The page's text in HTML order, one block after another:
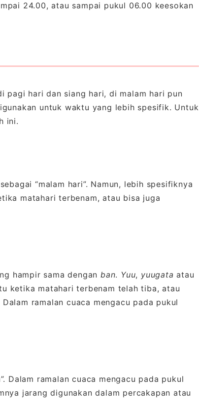
24.00, atau sampai pukul 06.00 keesokan
pagi hari dan siang hari, di malam hari pun
untuk waktu yang lebih spesifik. Untuk
ini.
“malam hari”. Namun, lebih spesifiknya
matahari terbenam, atau bisa juga
hampir sama dengan ban. Yuu, yuugata atau
ketika matahari terbenam telah tiba, atau
ramalan cuaca mengacu pada pukul
Dalam ramalan cuaca mengacu pada pukul
jarang digunakan dalam percakapan atau